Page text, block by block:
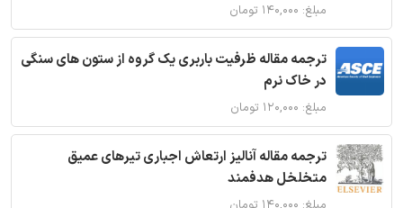
مبلغ: ۱۴۰,۰۰۰ تومان
ترجمه مقاله ظرفیت باربری یک گروه از ستون های سنگی
در خاک نرم
مبلغ: ۱۲۰,۰۰۰ تومان
ترجمه مقاله آنالیز ارتعاش اجباری تیرهای عمیق
متخلخل هدفمند